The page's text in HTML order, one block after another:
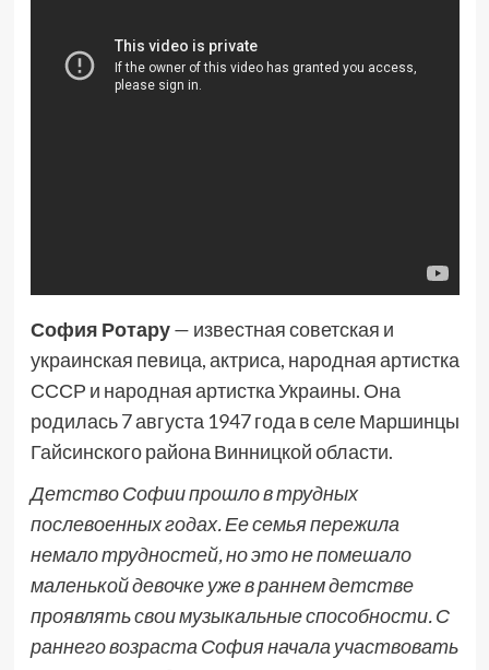
София Ротару— известная советская и
украинская певица, актриса, народная артистка
СССР и народная артистка Украины. Она
родилась 7 августа 1947 года в селе Маршинцы
Гайсинского района Винницкой области.
Детство Софии прошло в трудных
послевоенных годах. Ее семья пережила
немало трудностей, но это не помешало
маленькой девочке уже в раннем детстве
проявлять свои музыкальные способности. С
раннего возраста София начала участвовать